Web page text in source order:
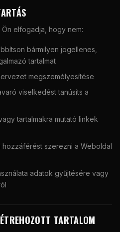
elfogadja, hogy nem:
bármilyen jogellenes,
tartalmat
megszemélyesítése
viselkedést tanúsíts a
tartalmakra mutató linkek
szerezni a Weboldal
adatok gyűjtésére vagy
TARTALOM